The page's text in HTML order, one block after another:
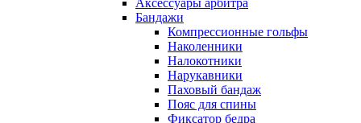
Аксессуары арбитра
Бандажи
Компрессионные гольфы
Наколенники
Налокотники
Нарукавники
Паховый бандаж
Пояс для спины
Фиксатор бедра